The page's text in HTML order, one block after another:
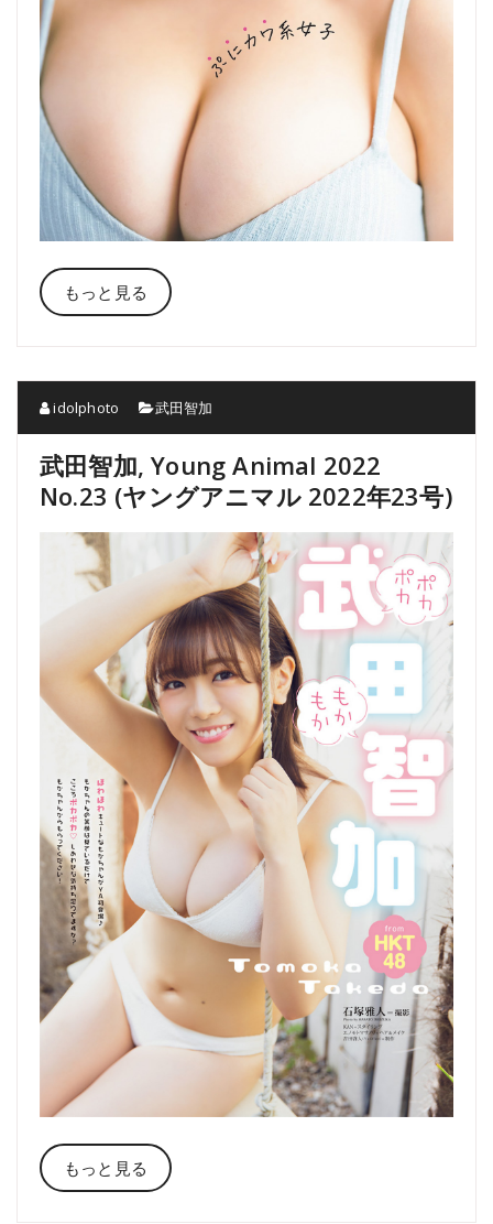
もっと見る
idolphoto 武田智加
武田智加, Young Animal 2022
No.23 (ヤングアニマル 2022年23号)
もっと見る